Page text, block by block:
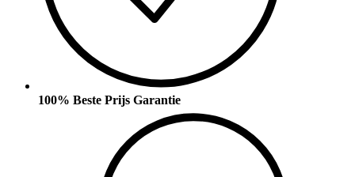
100% Beste Prijs Garantie